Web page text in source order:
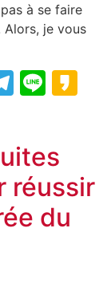
à se faire
Alors, je vous
Line
réussir
du